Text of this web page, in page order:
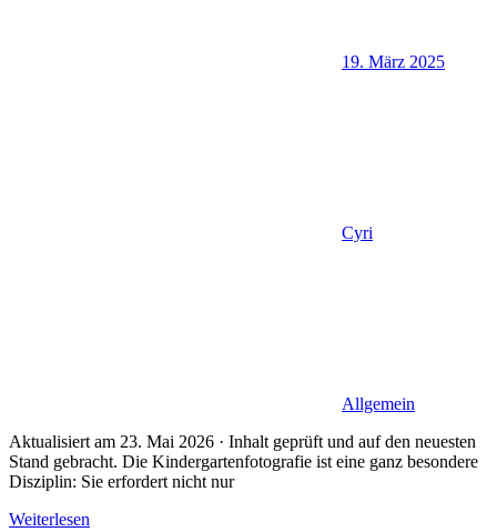
19. März 2025
Cyri
Allgemein
Aktualisiert am 23. Mai 2026 · Inhalt geprüft und auf den neuesten
Stand gebracht. Die Kindergartenfotografie ist eine ganz besondere
Disziplin: Sie erfordert nicht nur
Weiterlesen